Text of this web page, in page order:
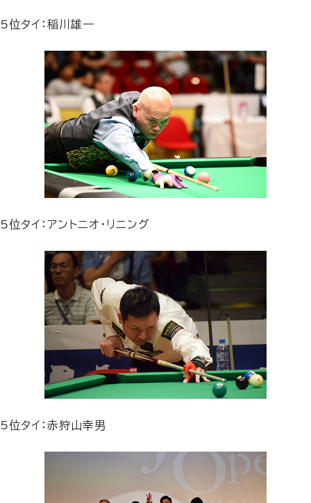
5位タイ：稲川雄一
5位タイ：アントニオ・リニング
5位タイ：赤狩山幸男